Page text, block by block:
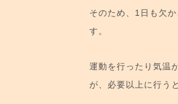
そのため、1日も欠
す。
運動を行ったり気温
が、必要以上に行う